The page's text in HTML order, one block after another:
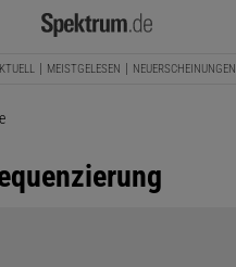
MEISTGELESEN NEUERSCHEINUNGEN